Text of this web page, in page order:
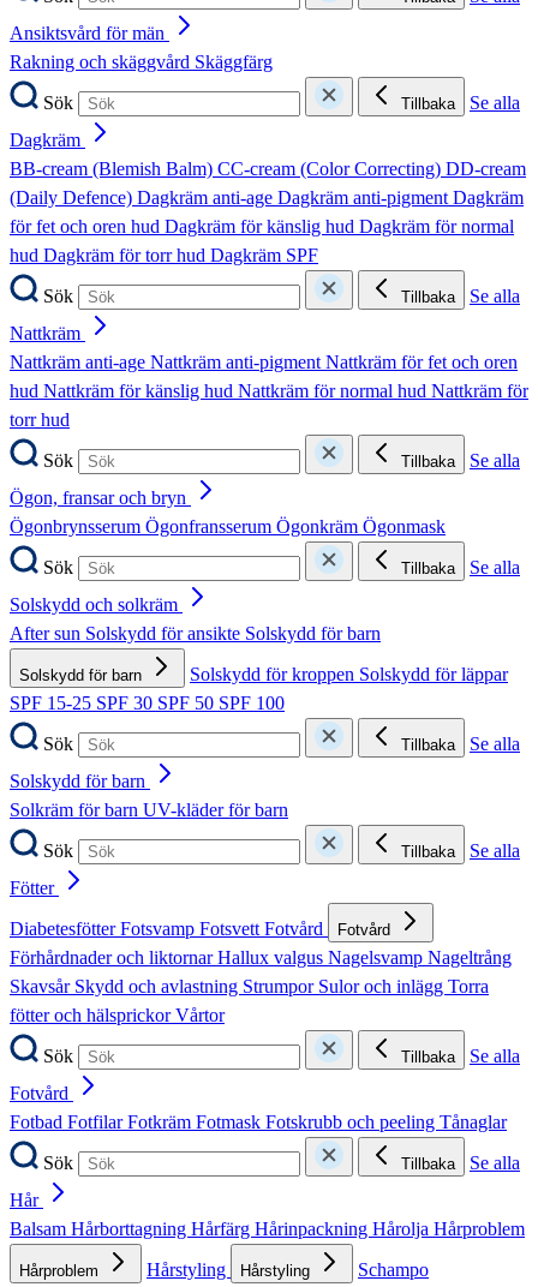
Ansiktsvård för män
Rakning och skäggvård Skäggfärg
Sök
Tillbaka
Se alla
Dagkräm
BB-cream (Blemish Balm) CC-cream (Color Correcting) DD-cream
(Daily Defence) Dagkräm anti-age Dagkräm anti-pigmentDagkräm
för fet och oren hud Dagkräm för känslig hud Dagkräm för normal
hud Dagkräm för torr hud Dagkräm SPF
Sök
Tillbaka
Se alla
Nattkräm
Nattkräm anti-age Nattkräm anti-pigmentNattkräm för fet och oren
hud Nattkräm för känslig hud Nattkräm för normal hud Nattkräm för
torr hud
Sök
Tillbaka
Se alla
Ögon, fransar och bryn
Ögonbrynsserum Ögonfransserum Ögonkräm Ögonmask
Sök
Tillbaka
Se alla
Solskydd och solkräm
After sun Solskydd för ansikte Solskydd för barn
Solskydd för barn Solskydd för kroppen Solskydd för läppar
SPF 15-25 SPF 30 SPF 50 SPF 100
Sök
Tillbaka
Se alla
Solskydd för barn
Solkräm för barn UV-kläder för barn
Sök
Tillbaka
Se alla
Fötter
DiabetesfötterFotsvamp FotsvettFotvård Fotvård
Förhårdnader och liktornarHallux valgus Nagelsvamp Nageltrång
Skavsår Skydd och avlastning Strumpor Sulor och inlägg Torra
fötter och hälsprickorVårtor
Sök
Tillbaka
Se alla
Fotvård
Fotbad FotfilarFotkräm Fotmask Fotskrubb och peeling Tånaglar
Sök
Tillbaka
Se alla
Hår
Balsam Hårborttagning Hårfärg Hårinpackning Hårolja Hårproblem
Hårproblem Hårstyling Hårstyling
Schampo